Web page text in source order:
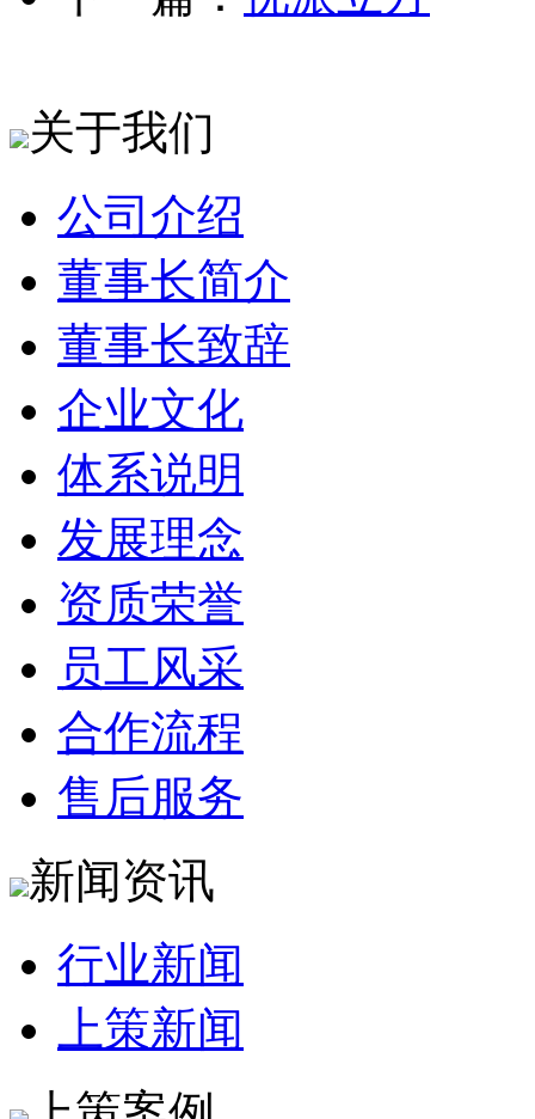
关于我们
公司介绍
董事长简介
董事长致辞
企业文化
体系说明
发展理念
资质荣誉
员工风采
合作流程
售后服务
新闻资讯
行业新闻
上策新闻